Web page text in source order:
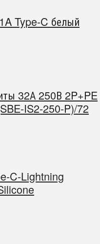
Type-C белый
32А 250В 2P+PE
IS2-250-P)/72
C-Lightning